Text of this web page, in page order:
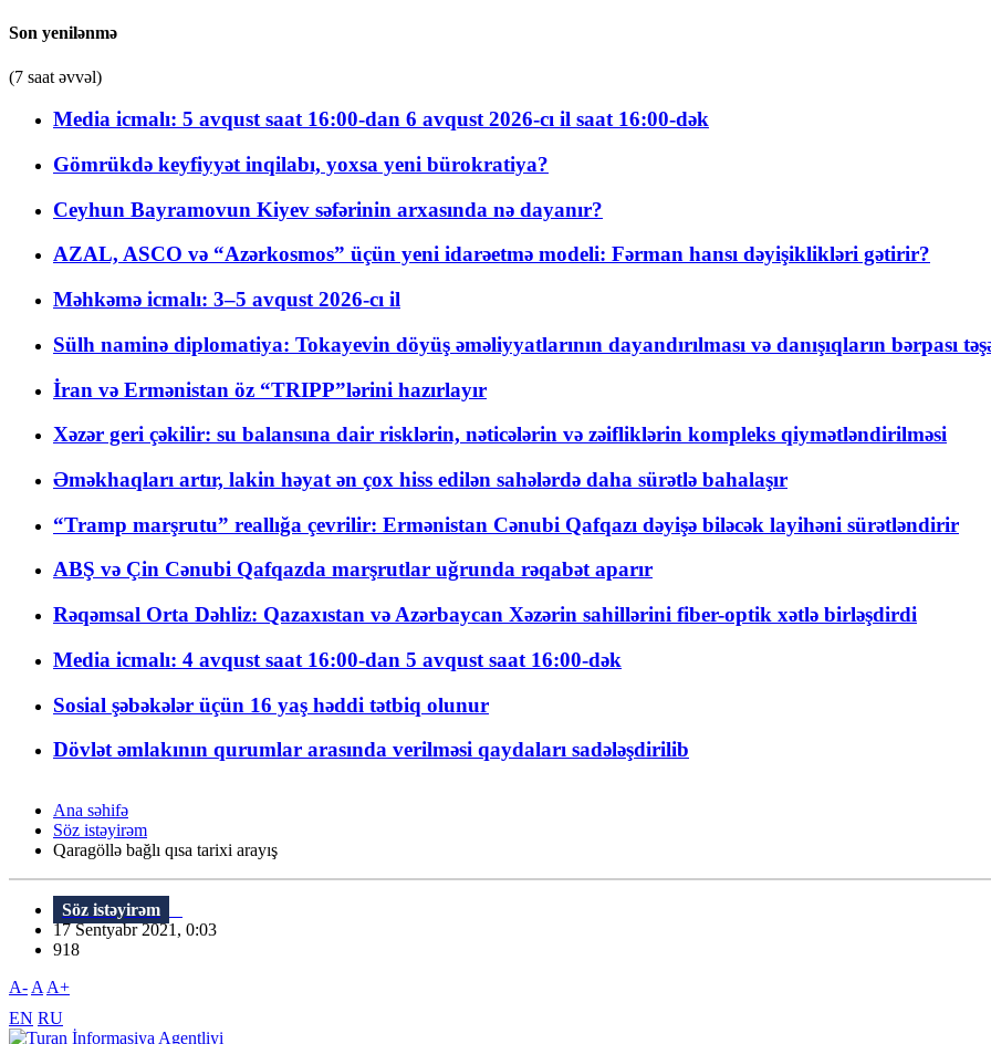
Son yenilənmə
(7 saat əvvəl)
Media icmalı: 5 avqust saat 16:00-dan 6 avqust 2026-cı il saat 16:00-dək
Gömrükdə keyfiyyət inqilabı, yoxsa yeni bürokratiya?
Ceyhun Bayramovun Kiyev səfərinin arxasında nə dayanır?
AZAL, ASCO və “Azərkosmos” üçün yeni idarəetmə modeli: Fərman hansı dəyişiklikləri gətirir?
Məhkəmə icmalı: 3–5 avqust 2026-cı il
Sülh naminə diplomatiya: Tokayevin döyüş əməliyyatlarının dayandırılması və danışıqların bərpası
İran və Ermənistan öz “TRIPP”lərini hazırlayır
Xəzər geri çəkilir: su balansına dair risklərin, nəticələrin və zəifliklərin kompleks qiymətləndirilməsi
Əməkhaqları artır, lakin həyat ən çox hiss edilən sahələrdə daha sürətlə bahalaşır
“Tramp marşrutu” reallığa çevrilir: Ermənistan Cənubi Qafqazı dəyişə biləcək layihəni sürətləndirir
ABŞ və Çin Cənubi Qafqazda marşrutlar uğrunda rəqabət aparır
Rəqəmsal Orta Dəhliz: Qazaxıstan və Azərbaycan Xəzərin sahillərini fiber-optik xətlə birləşdirdi
Media icmalı: 4 avqust saat 16:00-dan 5 avqust saat 16:00-dək
Sosial şəbəkələr üçün 16 yaş həddi tətbiq olunur
Dövlət əmlakının qurumlar arasında verilməsi qaydaları sadələşdirilib
Ana səhifə
Söz istəyirəm
Qaragöllə bağlı qısa tarixi arayış
Söz istəyirəm
17 Sentyabr 2021, 0:03
918
A- A A+
EN RU